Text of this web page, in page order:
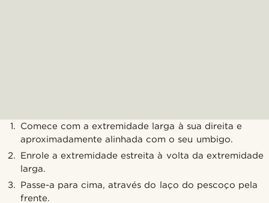
Comece com a extremidade larga à sua direita e
aproximadamente alinhada com o seu umbigo.
Enrole a extremidade estreita à volta da extremidade
larga.
Passe-a para cima, através do laço do pescoço pela
frente.